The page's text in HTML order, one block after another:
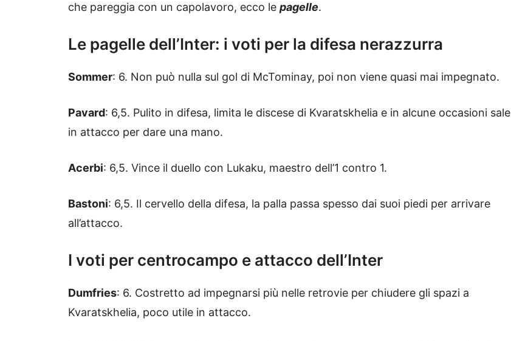
che pareggia con un capolavoro, ecco le pagelle.
Le pagelle dell’Inter: i voti per la difesa nerazzurra
Sommer: 6. Non può nulla sul gol di McTominay, poi non viene quasi mai impegnato.
Pavard: 6,5. Pulito in difesa, limita le discese di Kvaratskhelia e in alcune occasioni sale
in attacco per dare una mano.
Acerbi: 6,5. Vince il duello con Lukaku, maestro dell’1 contro 1.
Bastoni: 6,5. Il cervello della difesa, la palla passa spesso dai suoi piedi per arrivare
all’attacco.
I voti per centrocampo e attacco dell’Inter
Dumfries: 6. Costretto ad impegnarsi più nelle retrovie per chiudere gli spazi a
Kvaratskhelia, poco utile in attacco.